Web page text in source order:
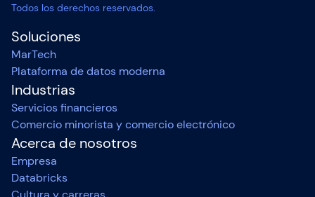
Todos los derechos reservados.
Soluciones
MarTech
Plataforma de datos moderna
Industrias
Servicios financieros
Comercio minorista y comercio electrónico
Acerca de nosotros
Empresa
Databricks